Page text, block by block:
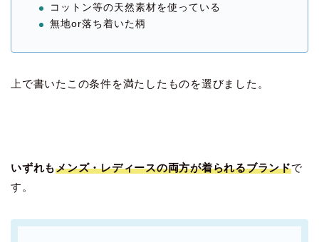
コットン等の天然素材を使っている
無地or落ち着いた柄
上で書いたこの条件を満たしたものを選びました。
いずれもメンズ・レディースの両方が着られるブランドで
す。